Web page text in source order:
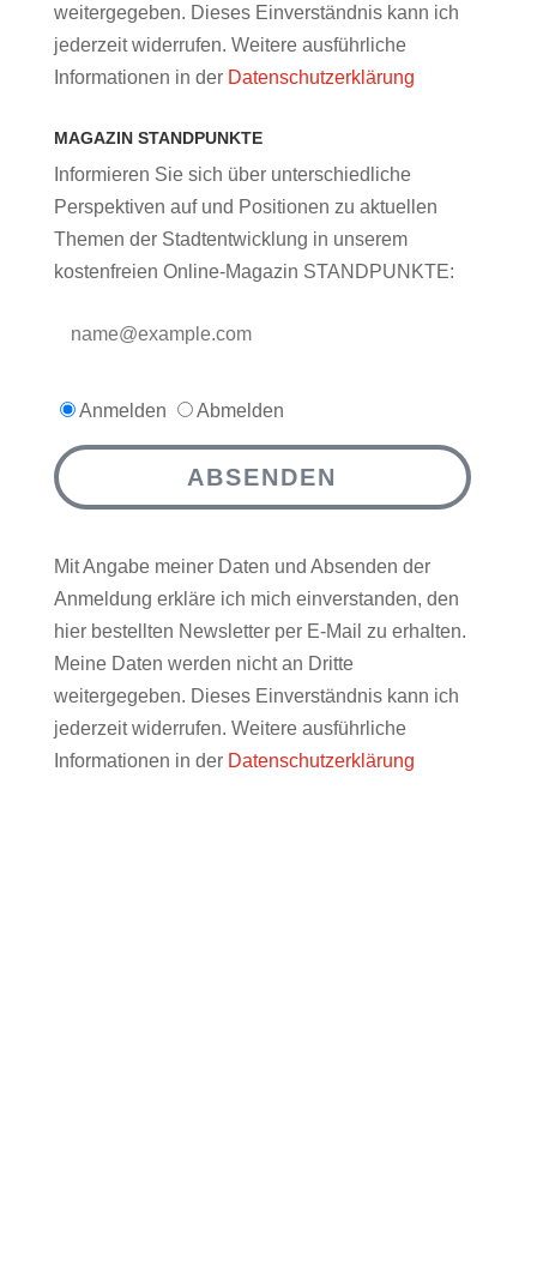
weitergegeben. Dieses Einverständnis kann ich
jederzeit widerrufen. Weitere ausführliche
Informationen in der Datenschutzerklärung
MAGAZIN STANDPUNKTE
Informieren Sie sich über unterschiedliche
Perspektiven auf und Positionen zu aktuellen
Themen der Stadtentwicklung in unserem
kostenfreien Online-Magazin STANDPUNKTE:
Anmelden Abmelden
ABSENDEN
Mit Angabe meiner Daten und Absenden der
Anmeldung erkläre ich mich einverstanden, den
hier bestellten Newsletter per E-Mail zu erhalten.
Meine Daten werden nicht an Dritte
weitergegeben. Dieses Einverständnis kann ich
jederzeit widerrufen. Weitere ausführliche
Informationen in der Datenschutzerklärung